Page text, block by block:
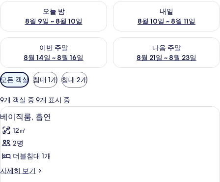
오늘 밤
8월 9일 ~ 8월 10일
오늘 밤 예약 가능 여부 확인, 8월 9일 ~ 8월 10일
내일
8월 10일 ~ 8월 11일
내일 예약 가능 여부 확인, 8월
이번 주말
8월 14일 ~ 8월 16일
이번 주말 예약 가능 여부 확인, 8월 14일 ~ 8월 16일
다음 주말
8월 21일 ~ 8월 23일
다음 주말 예약 가능 여부 확인
객
실
에
사
용
가
능
한
터
모든 객실 침대 1개 침대 2개
9개 객실 중 9개 표시 중
베
이
직
룸,
연
14
베이직룸, 흡연
12㎡
2명
더블침대 1개
자세히 보기
베